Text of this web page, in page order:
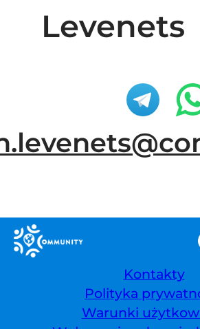
Levenets
Kontakty
Polityka
Warunki